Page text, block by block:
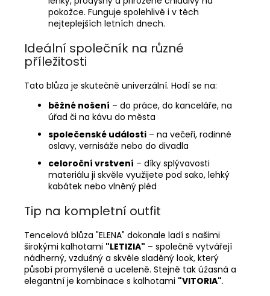
pokožce. Funguje spolehlivě i v těch
nejteplejších letních dnech.
Ideální společník na různé
příležitosti
Tato blůza je skutečně univerzální. Hodí se na:
běžné nošení – do práce, do kanceláře, na
úřad či na kávu do města
společenské události – na večeři, rodinné
oslavy, vernisáže nebo do divadla
celoroční vrstvení – díky splývavosti
materiálu ji skvěle využijete pod sako, lehký
kabátek nebo vlněný pléd
Tip na kompletní outfit
Tencelová blůza "ELENA" dokonale ladí s našimi
širokými kalhotami "LETIZIA" – společně vytvářejí
nádherný, vzdušný a skvěle sladěný look, který
působí promyšleně a uceleně. Stejně tak úžasná a
elegantní je kombinace s kalhotami "VITORIA".